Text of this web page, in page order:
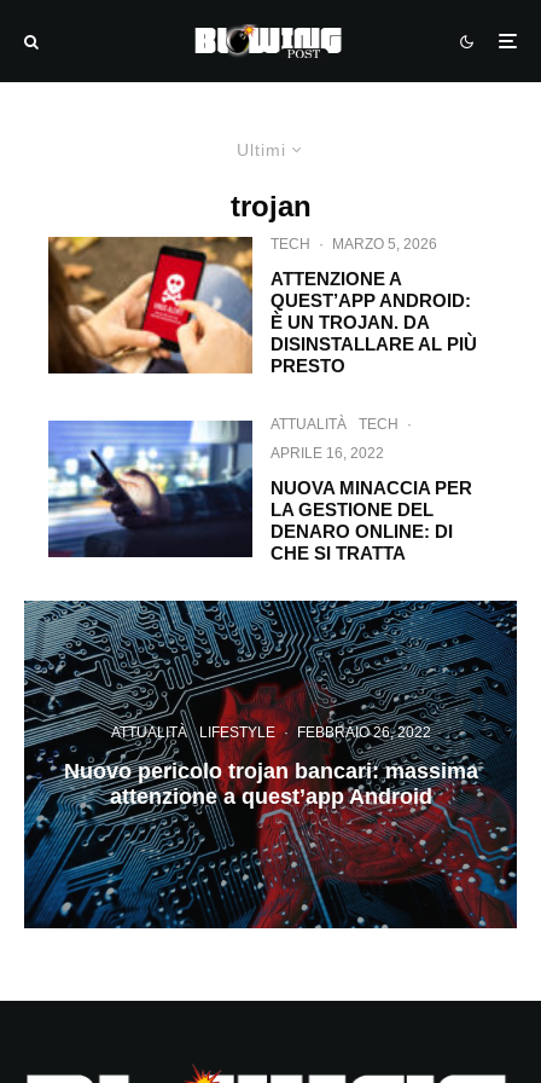
Ultimi
trojan
TECH · MARZO 5, 2026
ATTENZIONE A
QUEST’APP ANDROID:
È UN TROJAN. DA
DISINSTALLARE AL PIÙ
PRESTO
ATTUALITÀ TECH
·
APRILE 16, 2022
NUOVA MINACCIA PER
LA GESTIONE DEL
DENARO ONLINE: DI
CHE SI TRATTA
ATTUALITÀ LIFESTYLE · FEBBRAIO 26, 2022
Nuovo pericolo trojan bancari: massima
attenzione a quest’app Android